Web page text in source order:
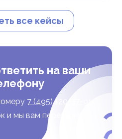
все кейсы
на ваши
7 (495) 120-37-91
и мы вам перезвоним